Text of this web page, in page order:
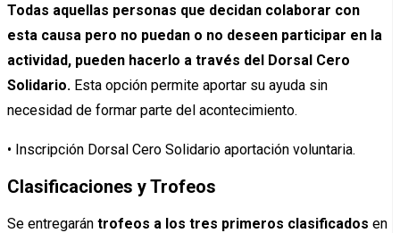
Todas aquellas personas que decidan colaborar con
esta causa pero no puedan o no deseen participar en la
actividad, pueden hacerlo a través del Dorsal Cero
Solidario. Esta opción permite aportar su ayuda sin
necesidad de formar parte del acontecimiento.
• Inscripción Dorsal Cero Solidario aportación voluntaria.
Clasificaciones y Trofeos
Se entregarán trofeos a los tres primeros clasificados en